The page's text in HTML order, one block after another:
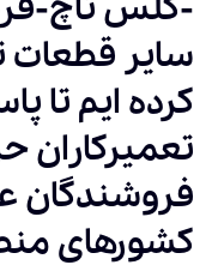
-گلس تاچ-
سایر قطعات
کرده ایم تا
تعمیرکاران
فروشندگان
کشورهای